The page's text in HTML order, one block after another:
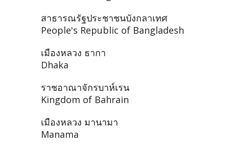
สาธารณรัฐประชาชนบังกลาเทศ
People's Republic of Bangladesh
เมืองหลวง ธากา
Dhaka
ราชอาณาจักรบาห์เรน
Kingdom of Bahrain
เมืองหลวง มานามา
Manama